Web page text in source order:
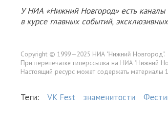
У НИА «Нижний Новгород» есть каналы
в курсе главных событий,
Copyright © 1999—2025 НИА "Нижний Новгород".
При перепечатке гиперссылка на НИА "Нижний
Настоящий ресурс может содержать материалы
Теги: VK Fest знаменитости